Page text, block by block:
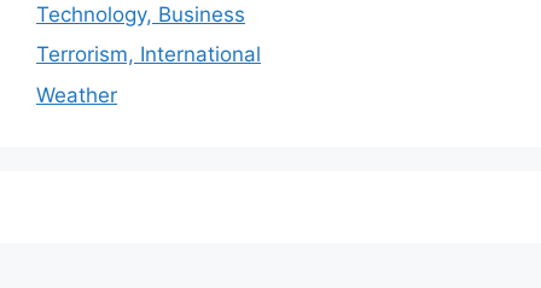
Technology, Business
Terrorism, International
Weather